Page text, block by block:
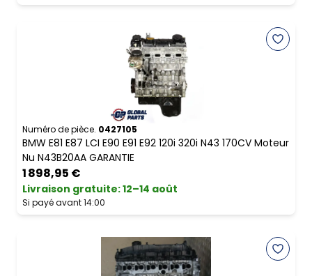
Numéro de pièce. 0427105
BMW E81 E87 LCI E90 E91 E92 120i 320i N43 170CV Moteur
Nu N43B20AA GARANTIE
1 898,95 €
Livraison gratuite:12–14 août
Si payé avant 14:00